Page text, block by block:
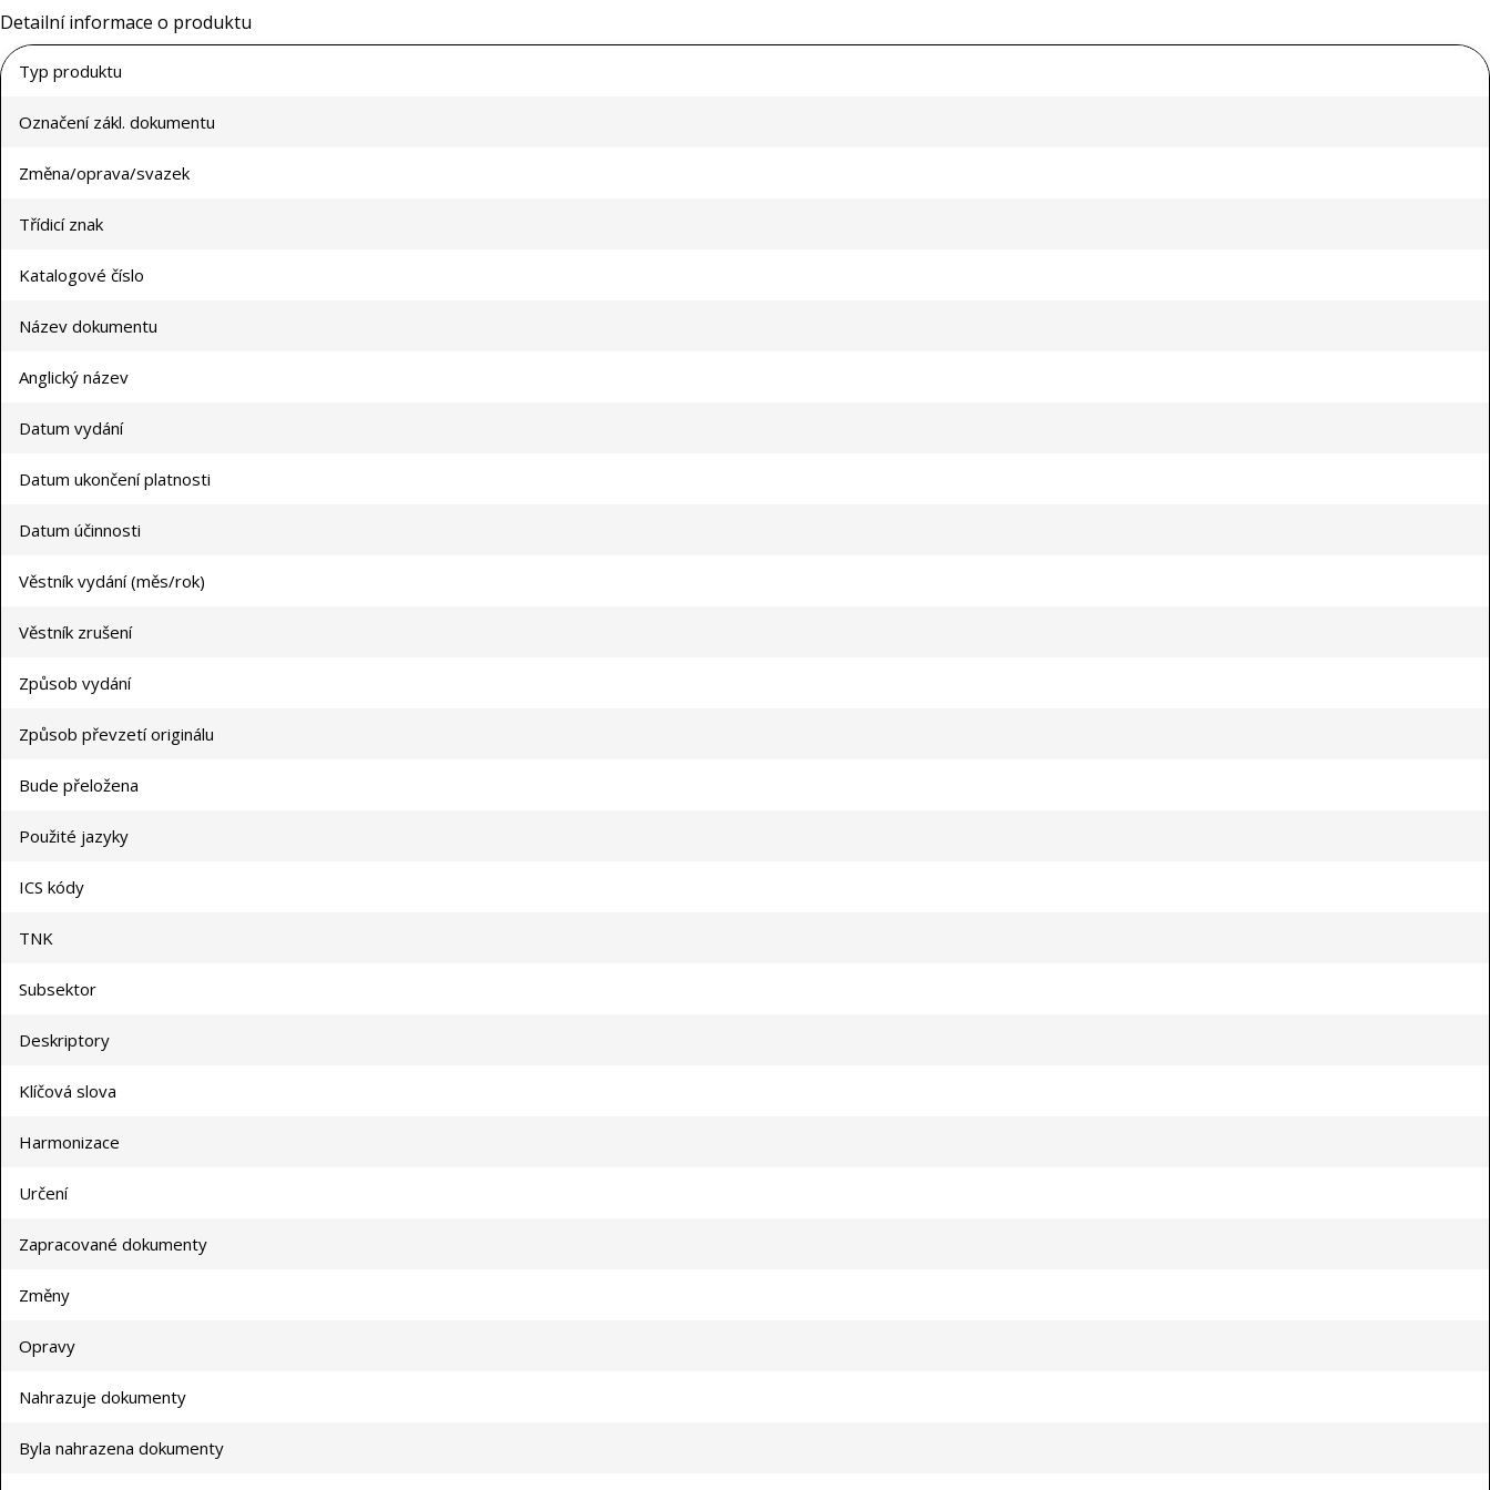
Detailní informace o produktu
Typ produktu
Označení zákl. dokumentu
Změna/oprava/svazek
Třídicí znak
Katalogové číslo
Název dokumentu
Anglický název
Datum vydání
Datum ukončení platnosti
Datum účinnosti
Věstník vydání (měs/rok)
Věstník zrušení
Způsob vydání
Způsob převzetí originálu
Bude přeložena
Použité jazyky
ICS kódy
TNK
Subsektor
Deskriptory
Klíčová slova
Harmonizace
Určení
Zapracované dokumenty
Změny
Opravy
Nahrazuje dokumenty
Byla nahrazena dokumenty